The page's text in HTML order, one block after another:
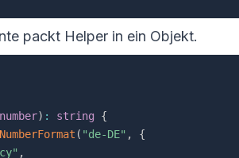
packt Helper in ein Objekt.
number) : string
{
NumberFormat ( "de-DE" ,
{
,